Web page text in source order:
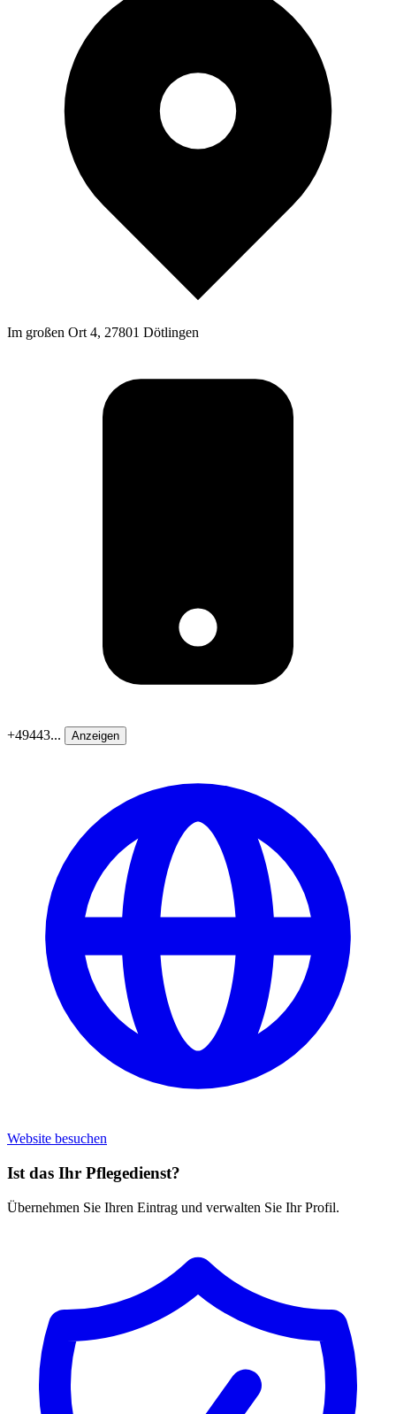
Im großen Ort 4, 27801 Dötlingen
+49443... Anzeigen
Website besuchen
Ist das Ihr Pflegedienst?
Übernehmen Sie Ihren Eintrag und verwalten Sie Ihr Profil.